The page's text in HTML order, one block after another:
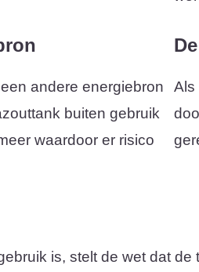
andere energiebron
buiten gebruik
waardoor er risico
Als
is, stelt de wet dat